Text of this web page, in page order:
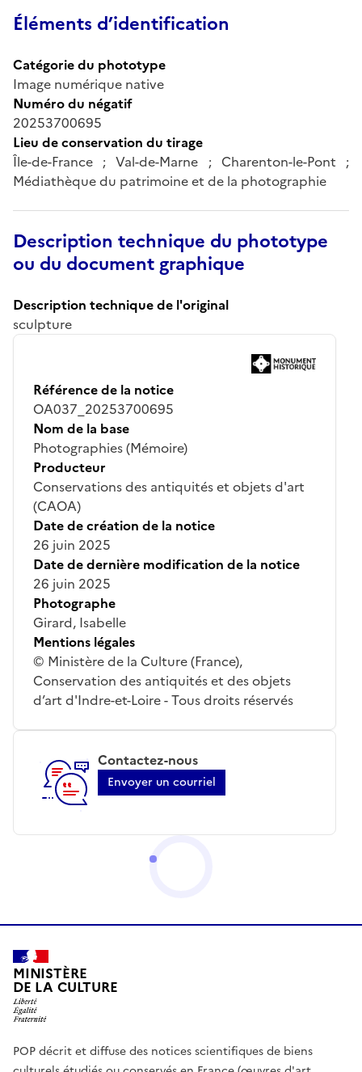
Éléments d’identification
Catégorie du phototype
Image numérique native
Numéro du négatif
20253700695
Lieu de conservation du tirage
Île-de-France ; Val-de-Marne ; Charenton-le-Pont ;
Médiathèque du patrimoine et de la photographie
Description technique du phototype
ou du document graphique
Description technique de l'original
sculpture
Référence de la notice
OA037_20253700695
Nom de la base
Photographies (Mémoire)
Producteur
Conservations des antiquités et objets d'art
(CAOA)
Date de création de la notice
26 juin 2025
Date de dernière modification de la notice
26 juin 2025
Photographe
Girard, Isabelle
Mentions légales
© Ministère de la Culture (France),
Conservation des antiquités et des objets
d’art d'Indre-et-Loire - Tous droits réservés
Contactez-nous
Envoyer un courriel
MINISTÈRE
DE LA CULTURE
POP décrit et diffuse des notices scientifiques de biens